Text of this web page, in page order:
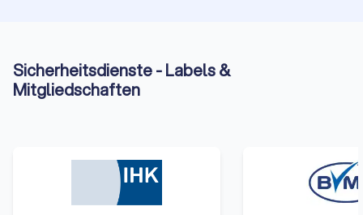
Sicherheitsdienste - Labels &
Mitgliedschaften